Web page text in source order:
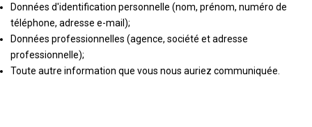
Données d'identification personnelle (nom, prénom, numéro de
téléphone, adresse e-mail);
Données professionnelles (agence, société et adresse
professionnelle);
Toute autre information que vous nous auriez communiquée.